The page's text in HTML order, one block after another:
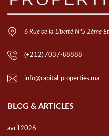
6 Rue de la Liberté N°5 2ème
(+212) 7037-88888
info@capital-properties.ma
BLOG & ARTICLES
avril 2026